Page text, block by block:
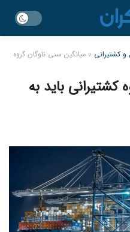
کشتیرانی » میانگین سنی ناوگان گروه
کشتیرانی باید به